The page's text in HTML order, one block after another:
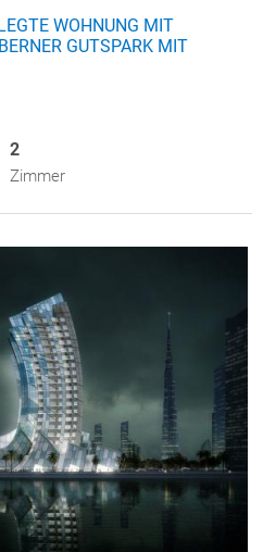
WOHNUNG MIT
GUTSPARK MIT
2
Zimmer